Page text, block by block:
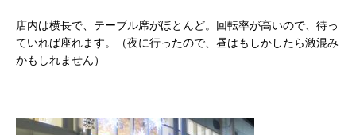
店内は横長で、テーブル席がほとんど。回転率が高いので、待っ
ていれば座れます。（夜に行ったので、昼はもしかしたら激混み
かもしれません）